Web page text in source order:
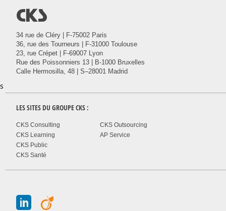
@
34 rue de Cléry | F-75002 Paris
36, rue des Tourneurs | F-31000 Toulouse
23, rue Crépet | F-69007 Lyon
Rue des Poissonniers 13 | B-1000 Bruxelles
Calle Hermosilla, 48 | S–28001 Madrid
LES SITES DU GROUPECKS :
CKS Consulting
CKS Learning
CKS Public
CKS Santé
CKS Outsourcing
AP Service
J A
s